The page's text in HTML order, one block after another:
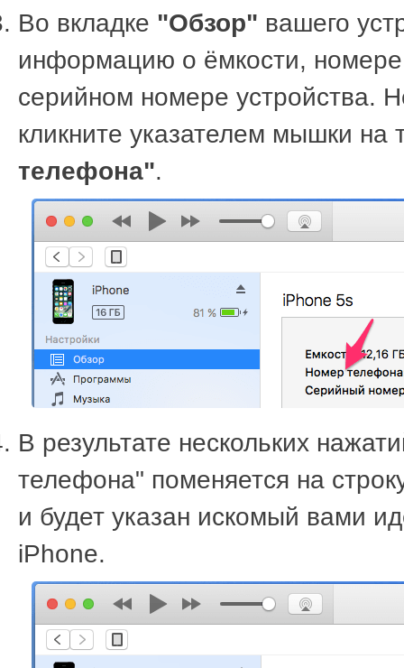
Во вкладке "Обзор" вашего
информацию о ёмкости,
серийном номере устройства.
кликните указателем мышки на
телефона".
В результате нескольких
телефона" поменяется на
и будет указан искомый вами
iPhone.